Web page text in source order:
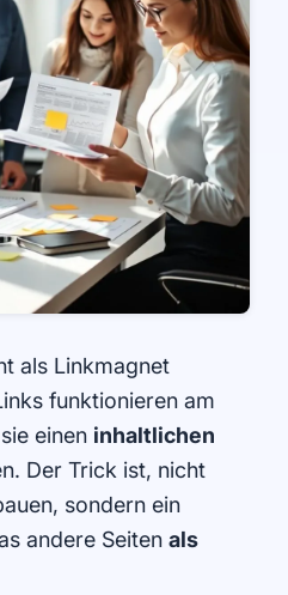
als Linkmagnet
funktionieren am
einen inhaltlichen
Der Trick ist, nicht
sondern ein
andere Seiten als